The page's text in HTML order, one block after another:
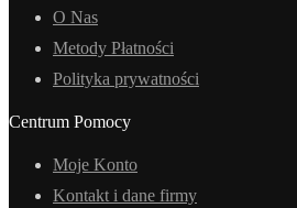
O Nas
Metody Płatności
Polityka prywatności
Centrum Pomocy
Moje Konto
Kontakt i dane firmy